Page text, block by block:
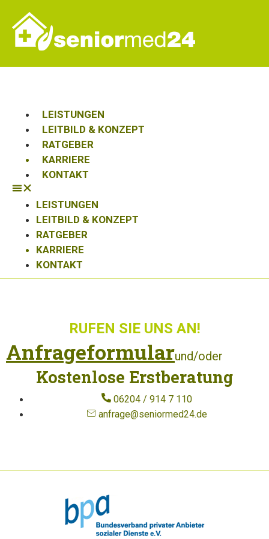
LEISTUNGEN
LEITBILD & KONZEPT
RATGEBER
KARRIERE
KONTAKT
LEISTUNGEN
LEITBILD & KONZEPT
RATGEBER
KARRIERE
KONTAKT
RUFEN SIE UNS AN!
Anfrageformularund/oder
Kostenlose Erstberatung
06204 / 914 7 110
anfrage@seniormed24.de